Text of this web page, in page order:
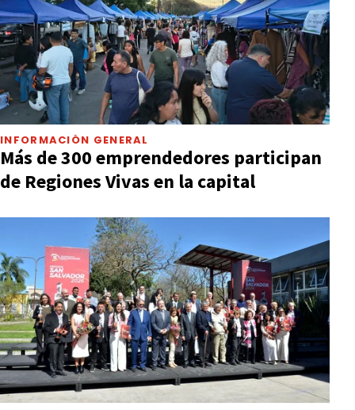
INFORMACIÓN GENERAL
Más de 300 emprendedores participan
de Regiones Vivas en la capital